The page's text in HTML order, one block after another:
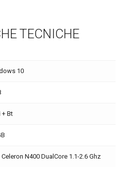
TECNICHE
10
+ Bt
Celeron N400 DualCore 1.1-2.6 Ghz